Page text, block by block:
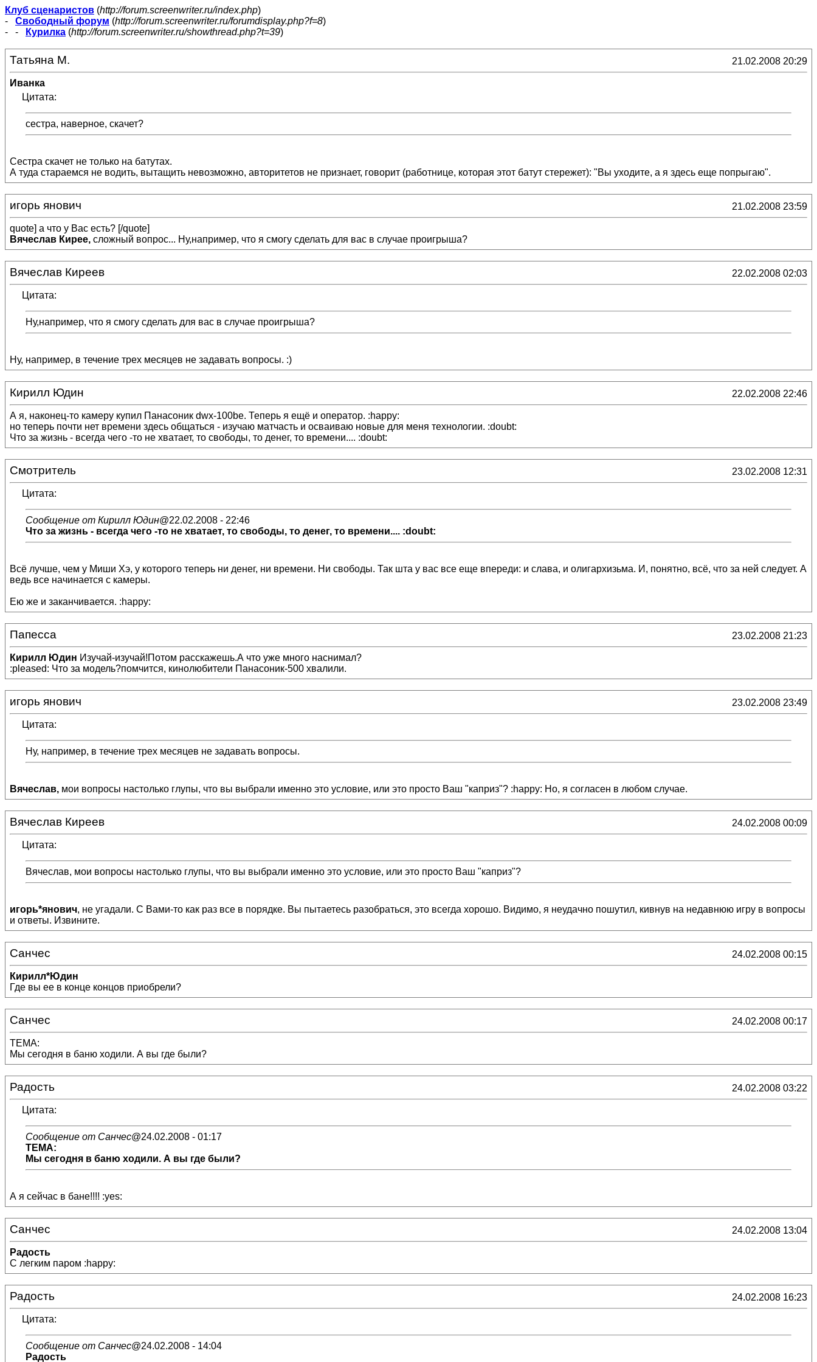
Клуб сценаристов (http://forum.screenwriter.ru/index.php)
- Свободный форум (http://forum.screenwriter.ru/forumdisplay.php?f=8)
- -
Курилка (http://forum.screenwriter.ru/showthread.php?t=39)
Татьяна М. 21.02.2008 20:29
Иванка
Цитата:
сестра, наверное, скачет?
Сестра скачет не только на батутах.
А туда стараемся не водить, вытащить невозможно, авторитетов не признает, говорит (работнице, которая этот батут стережет): "Вы уходите, а я здесь еще попрыгаю".
игорь янович 21.02.2008 23:59
quote] а что у Вас есть? [/quote]
Вячеслав Кирее, сложный вопрос... Ну,например, что я смогу сделать для вас в случае проигрыша?
Вячеслав Киреев 22.02.2008 02:03
Цитата:
Ну,например, что я смогу сделать для вас в случае проигрыша?
Ну, например, в течение трех месяцев не задавать вопросы. :)
Кирилл Юдин 22.02.2008 22:46
А я, наконец-то камеру купил Панасоник dwx-100be. Теперь я ещё и оператор. :happy:
но теперь почти нет времени здесь общаться - изучаю матчасть и осваиваю новые для меня технологии. :doubt:
Что за жизнь - всегда чего -то не хватает, то свободы, то денег, то времени.... :doubt:
Смотритель 23.02.2008 12:31
Цитата:
Сообщение от Кирилл Юдин@22.02.2008 - 22:46
Что за жизнь - всегда чего -то не хватает, то свободы, то денег, то времени.... :doubt:
Всё лучше, чем у Миши Хэ, у которого теперь ни денег, ни времени. Ни свободы. Так шта у вас все еще впереди: и слава, и олигархизьма. И, понятно, всё, что за ней следует. А
ведь все начинается с камеры.
Ею же и заканчивается. :happy:
Папесса 23.02.2008 21:23
Кирилл Юдин Изучай-изучай!Потом расскажешь.А что уже много наснимал?
:pleased: Что за модель?помчится, кинолюбители Панасоник-500 хвалили.
игорь янович 23.02.2008 23:49
Цитата:
Ну, например, в течение трех месяцев не задавать вопросы.
Вячеслав, мои вопросы настолько глупы, что вы выбрали именно это условие, или это просто Ваш "каприз"? :happy: Но, я согласен в любом случае.
Вячеслав Киреев 24.02.2008 00:09
Цитата:
Вячеслав, мои вопросы настолько глупы, что вы выбрали именно это условие, или это просто Ваш "каприз"?
игорь*янович, не угадали. С Вами-то как раз все в порядке. Вы пытаетесь разобраться, это всегда хорошо. Видимо, я неудачно пошутил, кивнув на недавнюю игру в вопросы
и ответы. Извините.
Санчес 24.02.2008 00:15
Кирилл*Юдин
Где вы ее в конце концов приобрели?
Санчес 24.02.2008 00:17
ТЕМА:
Мы сегодня в баню ходили. А вы где были?
Радость 24.02.2008 03:22
Цитата:
Сообщение от Санчес@24.02.2008 - 01:17
ТЕМА:
Мы сегодня в баню ходили. А вы где были?
А я сейчас в бане!!!! :yes:
Санчес 24.02.2008 13:04
Радость
С легким паром :happy:
Радость 24.02.2008 16:23
Цитата:
Сообщение от Санчес@24.02.2008 - 14:04
Радость